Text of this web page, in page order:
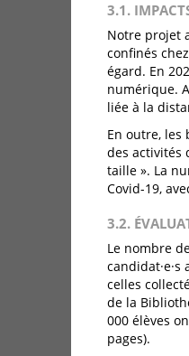
3.1.
Notre projet
confinés
égard. En
numérique.
liée à la
En outre,
des activités
taille ». La
Covid-19,
3.2.
Le nombre
celles
de la
000 élèves
pages).